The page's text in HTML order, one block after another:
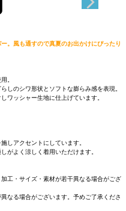
。風も通すので真夏のお出かけにぴったり
。
しのシワ形状とソフトな膨らみ感を表現。
ワッシャー生地に仕上げています。
しアクセントにしています。
がよく涼しく着用いただけます。
工・サイズ・素材が若干異なる場合がござ
なる場合がございます。予めご了承くださ